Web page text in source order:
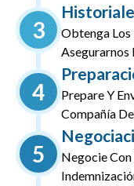
3
Obtenga Los
Asegurarnos
4
Prepare Y
Compañía
5
Negocie Con